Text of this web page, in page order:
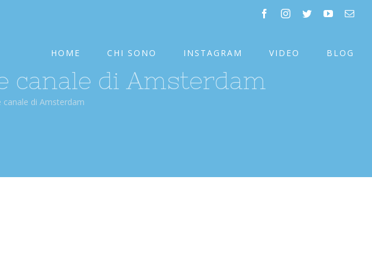
facebookinstagram
twitteryoutube
HOME CHI SONO INSTAGRAM VIDEO BLOG
canale di Amsterdam
canale di Amsterdam